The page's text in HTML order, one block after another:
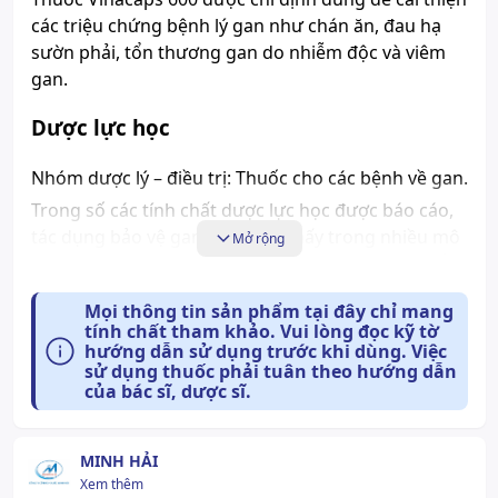
các triệu chứng bệnh lý gan như chán ăn, đau hạ
sườn phải, tổn thương gan do nhiễm độc và viêm
gan.
Dược lực học
Nhóm dược lý – điều trị: Thuốc cho các bệnh về gan.
Trong số các tính chất dược lực học được báo cáo,
tác dụng bảo vệ gan được tìm thấy trong nhiều mô
thương gan doethanol, cồn alkyl, tetrachlorid,
paracetamol và galactosamin.
Thêm vào đó, đối với các tổn thương mạn tính (do
ethanol, thioacetamid, dung môi hữu cơ), cũng thấy
sự ức chế gan nhiễm mỡ và xơ hóa, vì hoạt chất
bào, ức chế sự peroxid hóa lipid và tổng hợp
collagen.
Mở rộng
Mọi thông tin sản phẩm tại đây chỉ mang
tính chất tham khảo. Vui lòng đọc kỹ tờ
hướng dẫn sử dụng trước khi dùng. Việc
sử dụng thuốc phải tuân theo hướng dẫn
của bác sĩ, dược sĩ.
MINH HẢI
Xem thêm